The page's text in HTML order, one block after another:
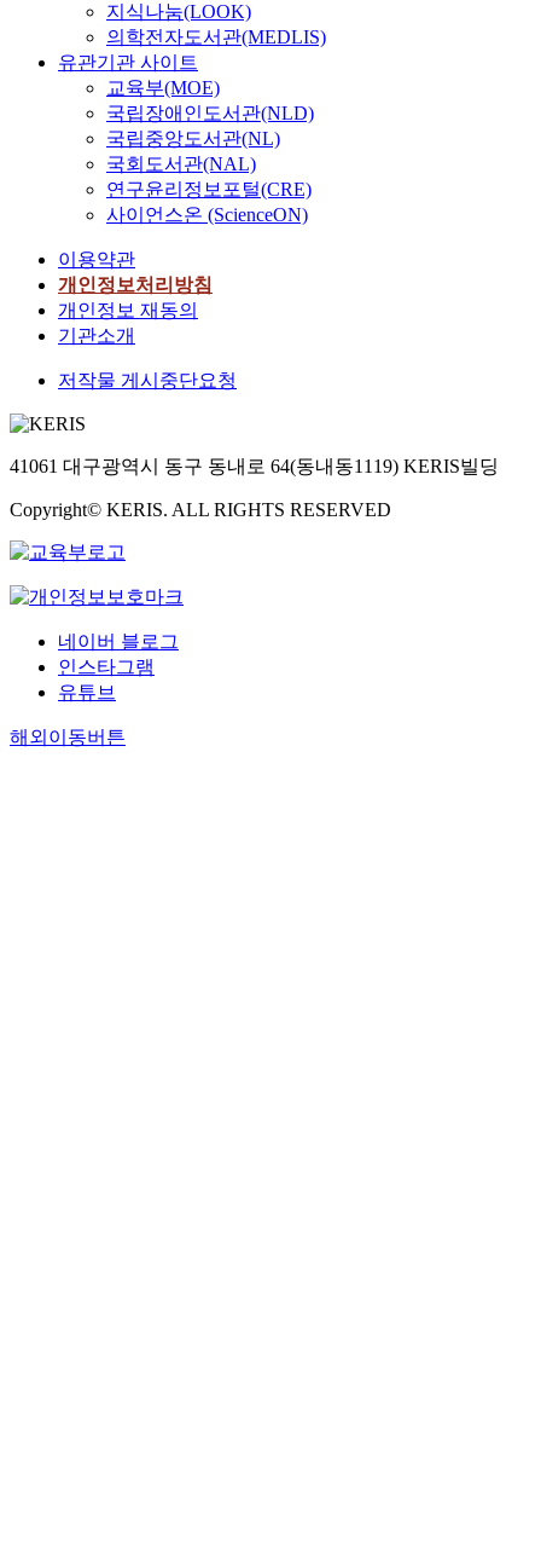
지식나눔(LOOK)
의학전자도서관(MEDLIS)
유관기관 사이트
교육부(MOE)
국립장애인도서관(NLD)
국립중앙도서관(NL)
국회도서관(NAL)
연구윤리정보포털(CRE)
사이언스온 (ScienceON)
이용약관
개인정보처리방침
개인정보 재동의
기관소개
저작물 게시중단요청
41061 대구광역시 동구 동내로 64(동내동1119) KERIS빌딩
Copyright© KERIS. ALL RIGHTS RESERVED
네이버 블로그
인스타그램
유튜브
해외이동버튼